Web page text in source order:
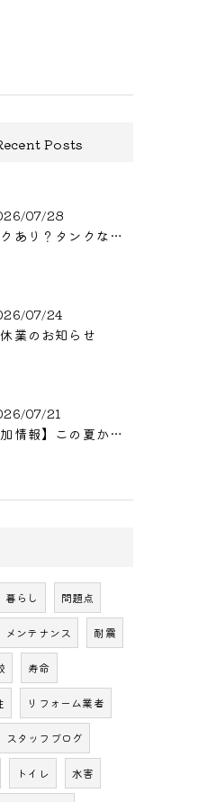
Posts
07/28
タンクあり？タンクなし？結局どっち？
07/24
業のお知らせ
07/21
【追加情報】この夏からまた値上げ?! リフォームをご検討中の方へ
暮らし 問題点
メンテナンス 耐震
寿命
リフォーム業者
スタッフブログ
トイレ 水害